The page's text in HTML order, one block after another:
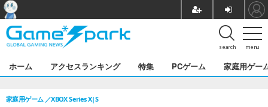
menu
search
ホーム アクセスランキング 特集 PCゲーム 家庭用ゲー
家庭用ゲーム XBOX Series X|S